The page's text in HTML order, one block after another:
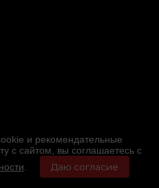
и рекомендательные
с сайтом, вы соглашаетесь с
Даю согласие